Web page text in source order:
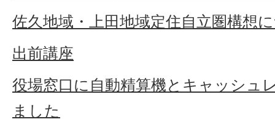
佐久地域・上田地域定住自立圏構想
出前講座
役場窓口に自動精算機とキャッシュ
ました